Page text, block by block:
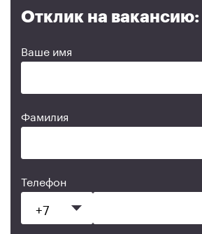
Отклик на вакансию:
Ваше имя
Фамилия
Телефон